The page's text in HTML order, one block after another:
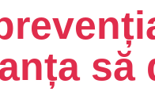
să